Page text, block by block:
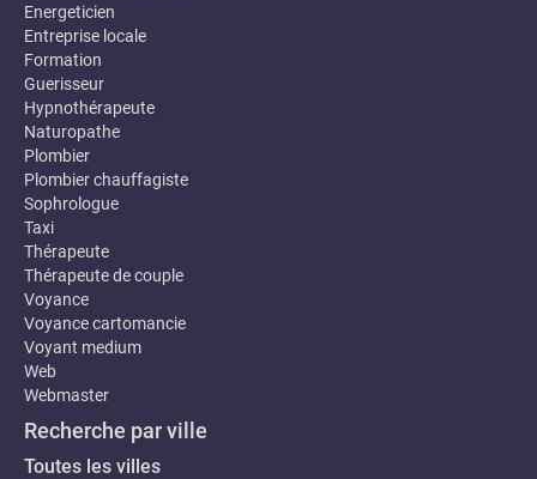
Energeticien
Entreprise locale
Formation
Guerisseur
Hypnothérapeute
Naturopathe
Plombier
Plombier chauffagiste
Sophrologue
Taxi
Thérapeute
Thérapeute de couple
Voyance
Voyance cartomancie
Voyant medium
Web
Webmaster
Recherche par ville
Toutes les villes